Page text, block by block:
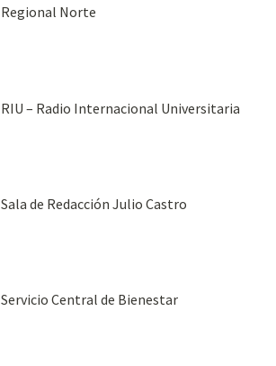
Regional Norte
RIU – Radio Internacional Universitaria
Sala de Redacción Julio Castro
Servicio Central de Bienestar